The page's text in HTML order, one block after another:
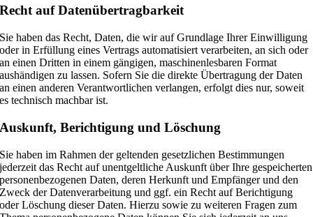
Recht auf Daten­übertrag­barkeit
Sie haben das Recht, Daten, die wir auf Grundlage Ihrer Einwilligung
oder in Erfüllung eines Vertrags automatisiert verarbeiten, an sich oder
an einen Dritten in einem gängigen, maschinenlesbaren Format
aushändigen zu lassen. Sofern Sie die direkte Übertragung der Daten
an einen anderen Verantwortlichen verlangen, erfolgt dies nur, soweit
es technisch machbar ist.
Auskunft, Berichtigung und Löschung
Sie haben im Rahmen der geltenden gesetzlichen Bestimmungen
jederzeit das Recht auf unentgeltliche Auskunft über Ihre gespeicherten
personenbezogenen Daten, deren Herkunft und Empfänger und den
Zweck der Datenverarbeitung und ggf. ein Recht auf Berichtigung
oder Löschung dieser Daten. Hierzu sowie zu weiteren Fragen zum